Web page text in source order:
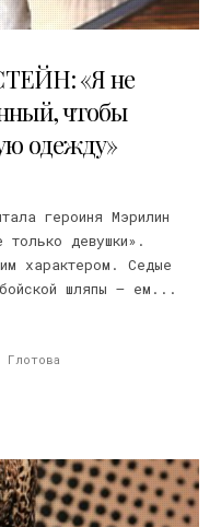
«Я не
чтобы
одежду»
героиня Мэрилин
девушки».
характером. Седые
шляпы – ем...
Глотова